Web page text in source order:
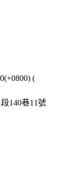
(
140巷11號